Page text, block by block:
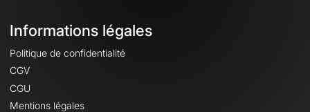
Informations légales
Politique de confidentialité
CGV
CGU
Mentions légales